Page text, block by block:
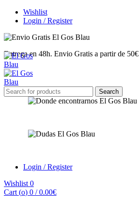
Wishlist
Login / Register
Entrega en 48h. Envio Gratis a partir de 50€
Search
for:
Search
Login / Register
Wishlist 0
Cart (o) 0 / 0.00€